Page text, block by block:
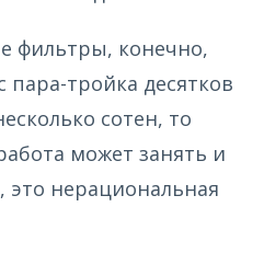
фильтры, конечно,
пара-тройка десятков
сотен, то
может занять и
нерациональная